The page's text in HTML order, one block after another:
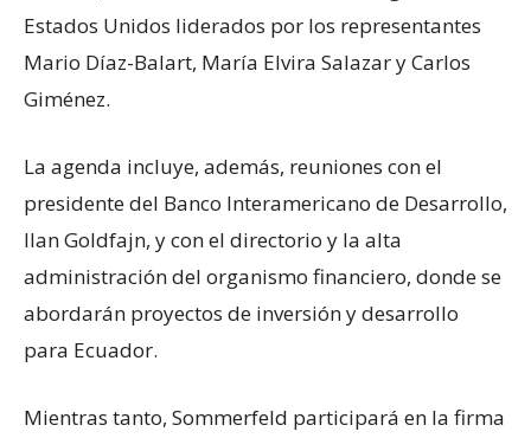
Estados Unidos liderados por los representantes
Mario Díaz-Balart, María Elvira Salazar y Carlos
Giménez.
La agenda incluye, además, reuniones con el
presidente del Banco Interamericano de Desarrollo,
Ilan Goldfajn, y con el directorio y la alta
administración del organismo financiero, donde se
abordarán proyectos de inversión y desarrollo
para Ecuador.
Mientras tanto, Sommerfeld participará en la firma